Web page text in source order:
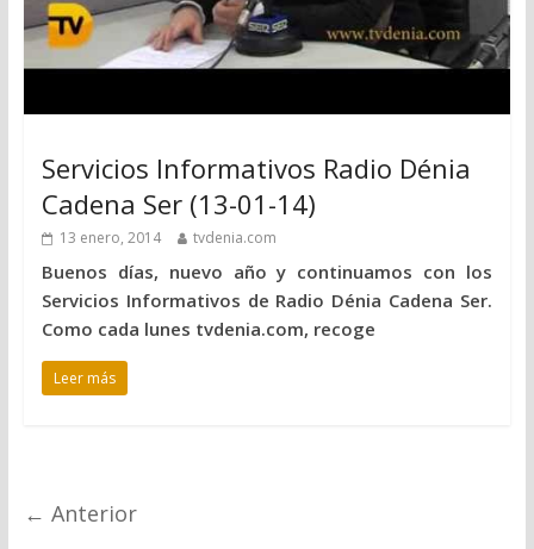
Servicios Informativos Radio Dénia
Cadena Ser (13-01-14)
13 enero, 2014 tvdenia.com
Buenos días, nuevo año y continuamos con los
Servicios Informativos de Radio Dénia Cadena Ser.
Como cada lunes tvdenia.com, recoge
Leer más
← Anterior